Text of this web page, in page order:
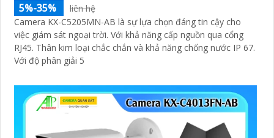
5%-35%
liên hệ
Camera KX-C5205MN-AB là sự lựa chọn đáng tin cậy cho
việc giám sát ngoại trời. Với khả năng cấp nguồn qua cổng
RJ45. Thân kim loại chắc chắn và khả năng chống nước IP 67.
Với độ phân giải 5